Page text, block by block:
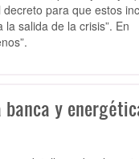
para que estos
salida de la crisis”. En
y